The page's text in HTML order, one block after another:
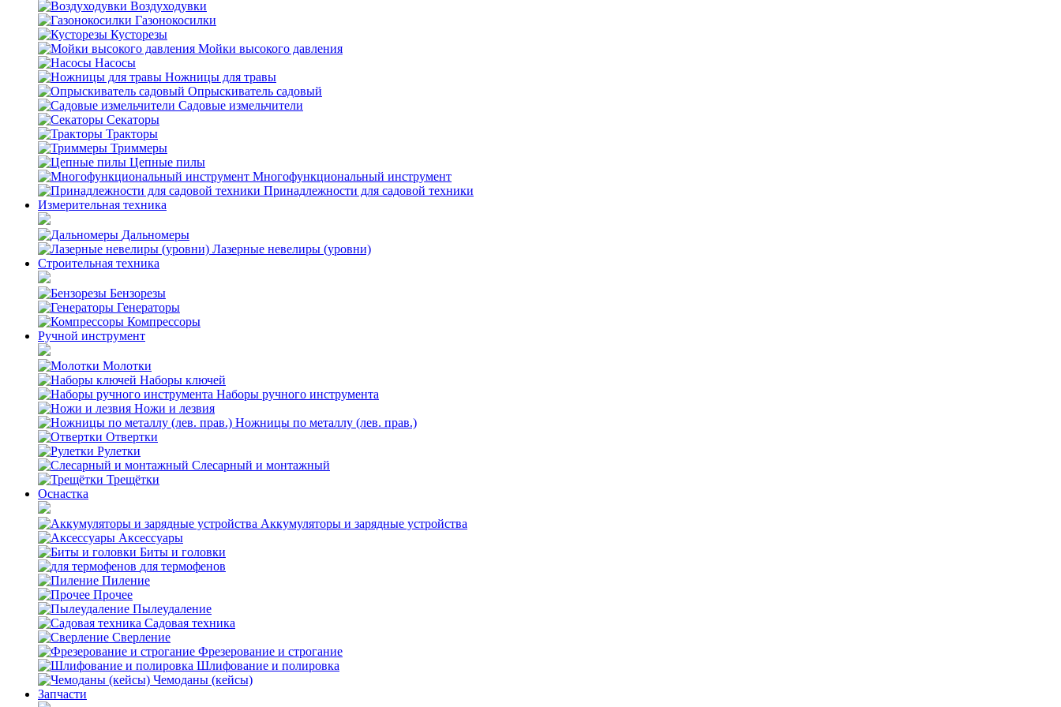
Воздуходувки
Газонокосилки
Кусторезы
Мойки высокого давления
Насосы
Ножницы для травы
Опрыскиватель садовый
Садовые измельчители
Секаторы
Тракторы
Триммеры
Цепные пилы
Многофункциональный инструмент
Принадлежности для садовой техники
Измерительная техника
Дальномеры
Лазерные невелиры (уровни)
Строительная техника
Бензорезы
Генераторы
Компрессоры
Ручной инструмент
Молотки
Наборы ключей
Наборы ручного инструмента
Ножи и лезвия
Ножницы по металлу (лев. прав.)
Отвертки
Рулетки
Слесарный и монтажный
Трещётки
Оснастка
Аккумуляторы и зарядные устройства
Аксессуары
Биты и головки
для термофенов
Пиление
Прочее
Пылеудаление
Садовая техника
Сверление
Фрезерование и строгание
Шлифование и полировка
Чемоданы (кейсы)
Запчасти